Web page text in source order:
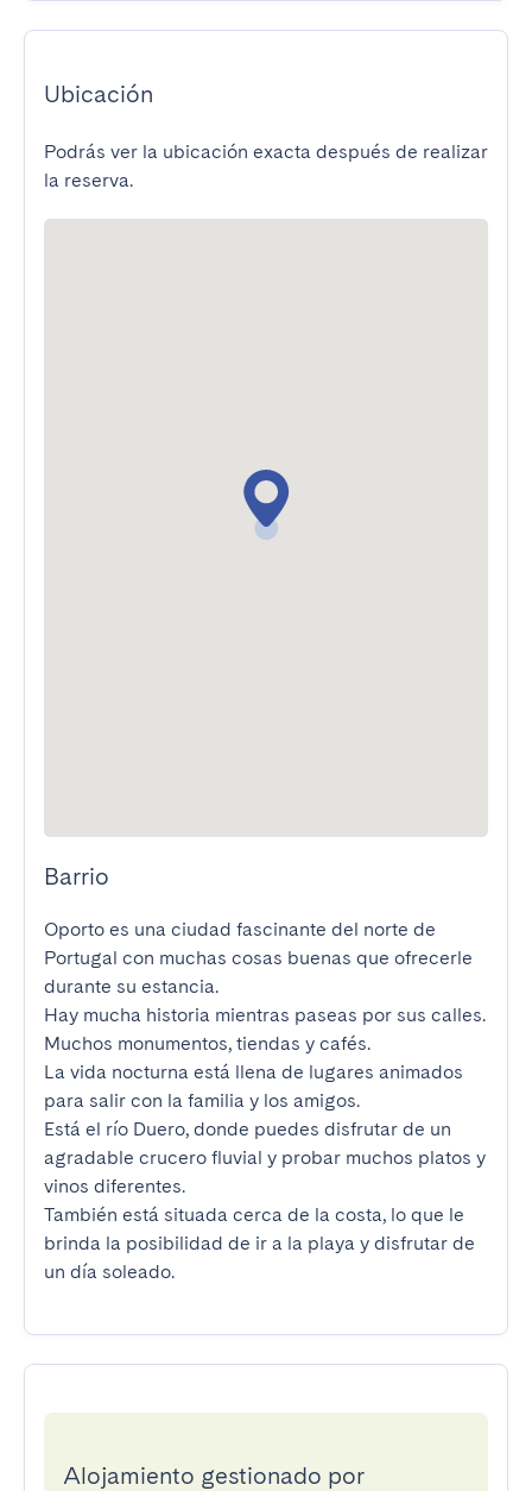
Ubicación
Podrás ver la ubicación exacta después de realizar
la reserva.
Barrio
Oporto es una ciudad fascinante del norte de
Portugal con muchas cosas buenas que ofrecerle
durante su estancia.
Hay mucha historia mientras paseas por sus calles.
Muchos monumentos, tiendas y cafés.
La vida nocturna está llena de lugares animados
para salir con la familia y los amigos.
Está el río Duero, donde puedes disfrutar de un
agradable crucero fluvial y probar muchos platos y
vinos diferentes.
También está situada cerca de la costa, lo que le
brinda la posibilidad de ir a la playa y disfrutar de
un día soleado.
Alojamiento gestionado por